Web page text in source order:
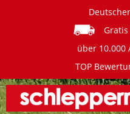
Gratis
über 10.000
TOP